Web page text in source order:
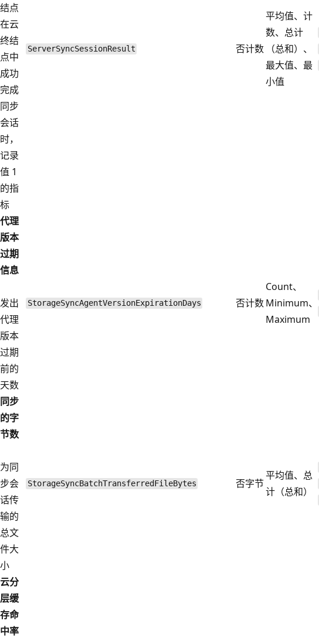
结点
在云
终结
点中
成功
完成
同步
会话
时，
记录
值 1
的指
标
ServerSyncSessionResult 否计数
平均值、计
数、总计
（总和）、
最大值、最
小值
代理
版本
过期
信息
发出
代理
版本
过期
前的
天数
StorageSyncAgentVersionExpirationDays 否计数
Count、
Minimum、
Maximum
同步
的字
节数
为同
步会
话传
输的
总文
件大
小
StorageSyncBatchTransferredFileBytes 否字节
平均值、总
计（总和）
云分
层缓
存命
中率